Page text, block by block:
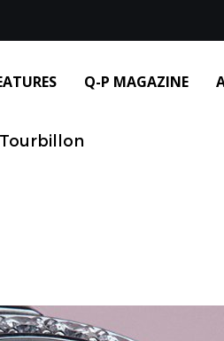
Q-P MAGAZINE
Tourbillon